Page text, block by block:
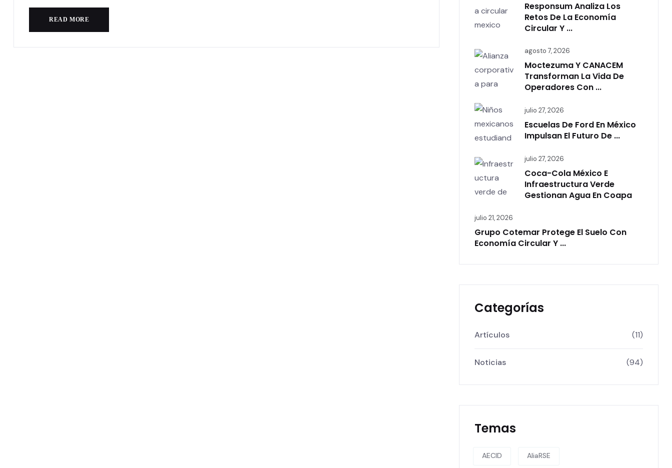
READ MORE
Responsum Analiza Los
Retos De La Economía
Circular Y ...
agosto 7, 2026
Moctezuma Y CANACEM
Transforman La Vida De
Operadores Con ...
julio 27, 2026
Escuelas De Ford En México
Impulsan El Futuro De ...
julio 27, 2026
Coca-Cola México E
Infraestructura Verde
Gestionan Agua En Coapa
julio 21, 2026
Grupo Cotemar Protege El Suelo Con
Economía Circular Y ...
Categorías
Artículos (11)
Noticias (94)
Temas
AECID AliaRSE